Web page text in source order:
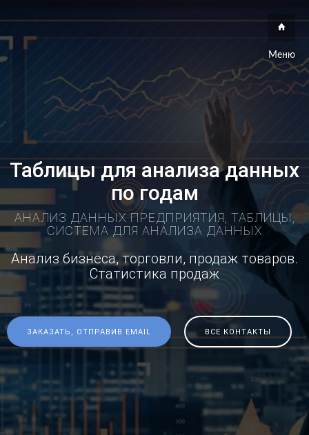
Меню
Таблицы для анализа данных
по годам
АНАЛИЗ ДАННЫХ ПРЕДПРИЯТИЯ, ТАБЛИЦЫ,
СИСТЕМА ДЛЯ АНАЛИЗА ДАННЫХ
Анализ бизнеса, торговли, продаж товаров.
Статистика продаж
ЗАКАЗАТЬ, ОТПРАВИВ EMAIL ВСЕ КОНТАКТЫ